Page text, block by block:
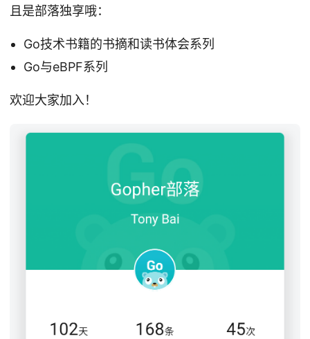
且是部落独享哦：
Go技术书籍的书摘和读书体会系列
Go与eBPF系列
欢迎大家加入！